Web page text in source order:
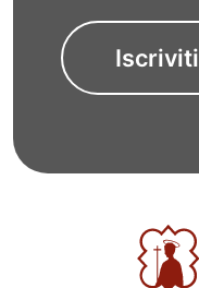
Iscriviti